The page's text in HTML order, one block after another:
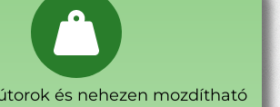
és nehezen mozdítható